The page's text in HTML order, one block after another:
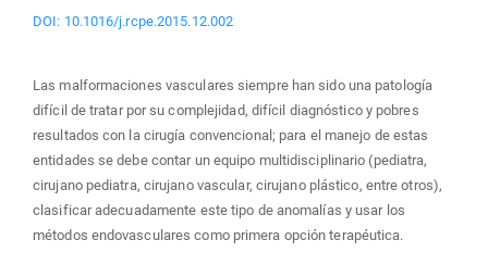
DOI: 10.1016/j.rcpe.2015.12.002
Las malformaciones vasculares siempre han sido una patología
difícil de tratar por su complejidad, difícil diagnóstico y pobres
resultados con la cirugía convencional; para el manejo de estas
entidades se debe contar un equipo multidisciplinario (pediatra,
cirujano pediatra, cirujano vascular, cirujano plástico, entre otros),
clasificar adecuadamente este tipo de anomalías y usar los
métodos endovasculares como primera opción terapéutica.